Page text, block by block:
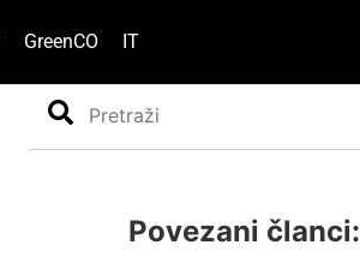
GreenCO IT
Search
Povezani članci: